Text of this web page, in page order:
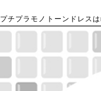
プチプラモノトーンドレス